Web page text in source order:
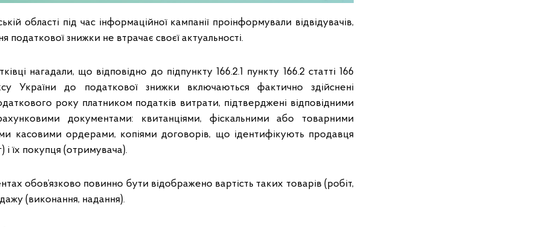
області під час інформаційної кампанії проінформували відвідувачів,
податкової знижки не втрачає своєї актуальності.
нагадали, що відповідно до підпункту 166.2.1 пункту 166.2 статті 166
України до податкової знижки включаються фактично здійснені
року платником податків витрати, підтверджені відповідними
документами: квитанціями, фіскальними або товарними
касовими ордерами, копіями договорів, що ідентифікують продавця
і їх покупця (отримувача).
обов’язково повинно бути відображено вартість таких товарів (робіт,
(виконання, надання).